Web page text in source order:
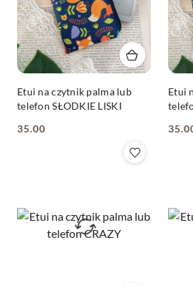
Etui na czytnik palma lub
telefon SŁODKIE LISKI
Cena:
35.00
Etui